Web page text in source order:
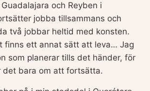
och Reyben i
jobba tillsammans och
två jobbar heltid med konsten.
finns ett annat sätt att leva… Jag
som planerar tills det händer, för
det bara om att fortsätta.